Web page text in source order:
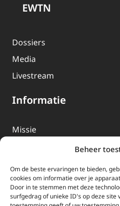
Beheer
Om de beste ervaringen te bieden,
cookies om informatie over je
Door in te stemmen met deze
surfgedrag of unieke ID's op deze site
EWTN
Dossiers
Media
Livestream
Informatie
Missie
EWTN-Team
Organisatiegegevens